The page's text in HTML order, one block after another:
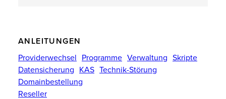
ANLEITUNGEN
Providerwechsel Programme Verwaltung Skripte
Datensicherung KAS Technik-Störung
Domainbestellung
Reseller